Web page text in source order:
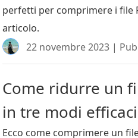
perfetti per comprimere i file
articolo.
22 novembre 2023 |
Come ridurre un
in tre modi efficaci
Ecco come comprimere un